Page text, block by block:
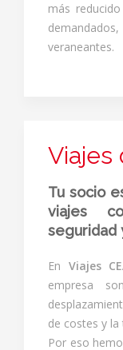
más
veraneantes.
Viajes
Tu socio
viajes
seguridad
En Viajes
empresa
de costes y
Por eso